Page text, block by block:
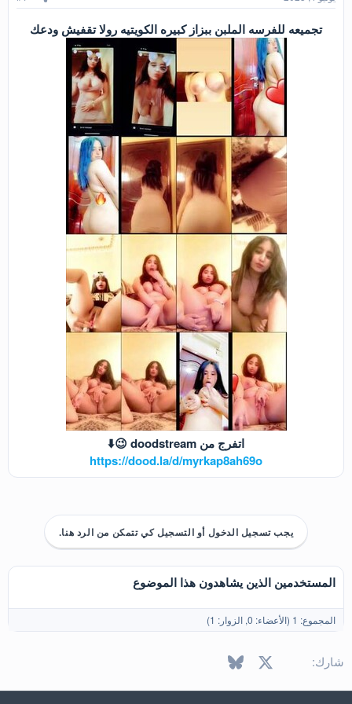
تجميعه للفرسه الملبن ببزاز كبيره الكويتيه رولا تقفيش ودعك
اتفرج من doodstream 😉⬇️
https://dood.la/d/myrkap8ah69o
يجب تسجيل الدخول أو التسجيل كي تتمكن من الرد هنا.
المستخدمين الذين يشاهدون هذا الموضوع
المجموع: 1 (الأعضاء: 0, الزوار: 1)
شارك: فيسبوك Bluesky